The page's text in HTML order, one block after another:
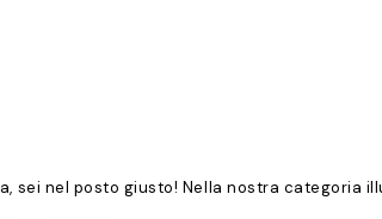
nel posto giusto! Nella nostra categoria